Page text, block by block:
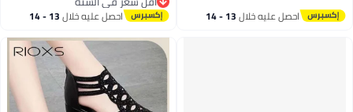
احصل عليه خلال 13 - 14
اغسطس
أقل سعر في السنة
احصل عليه خلال 13 - 14
اغسطس